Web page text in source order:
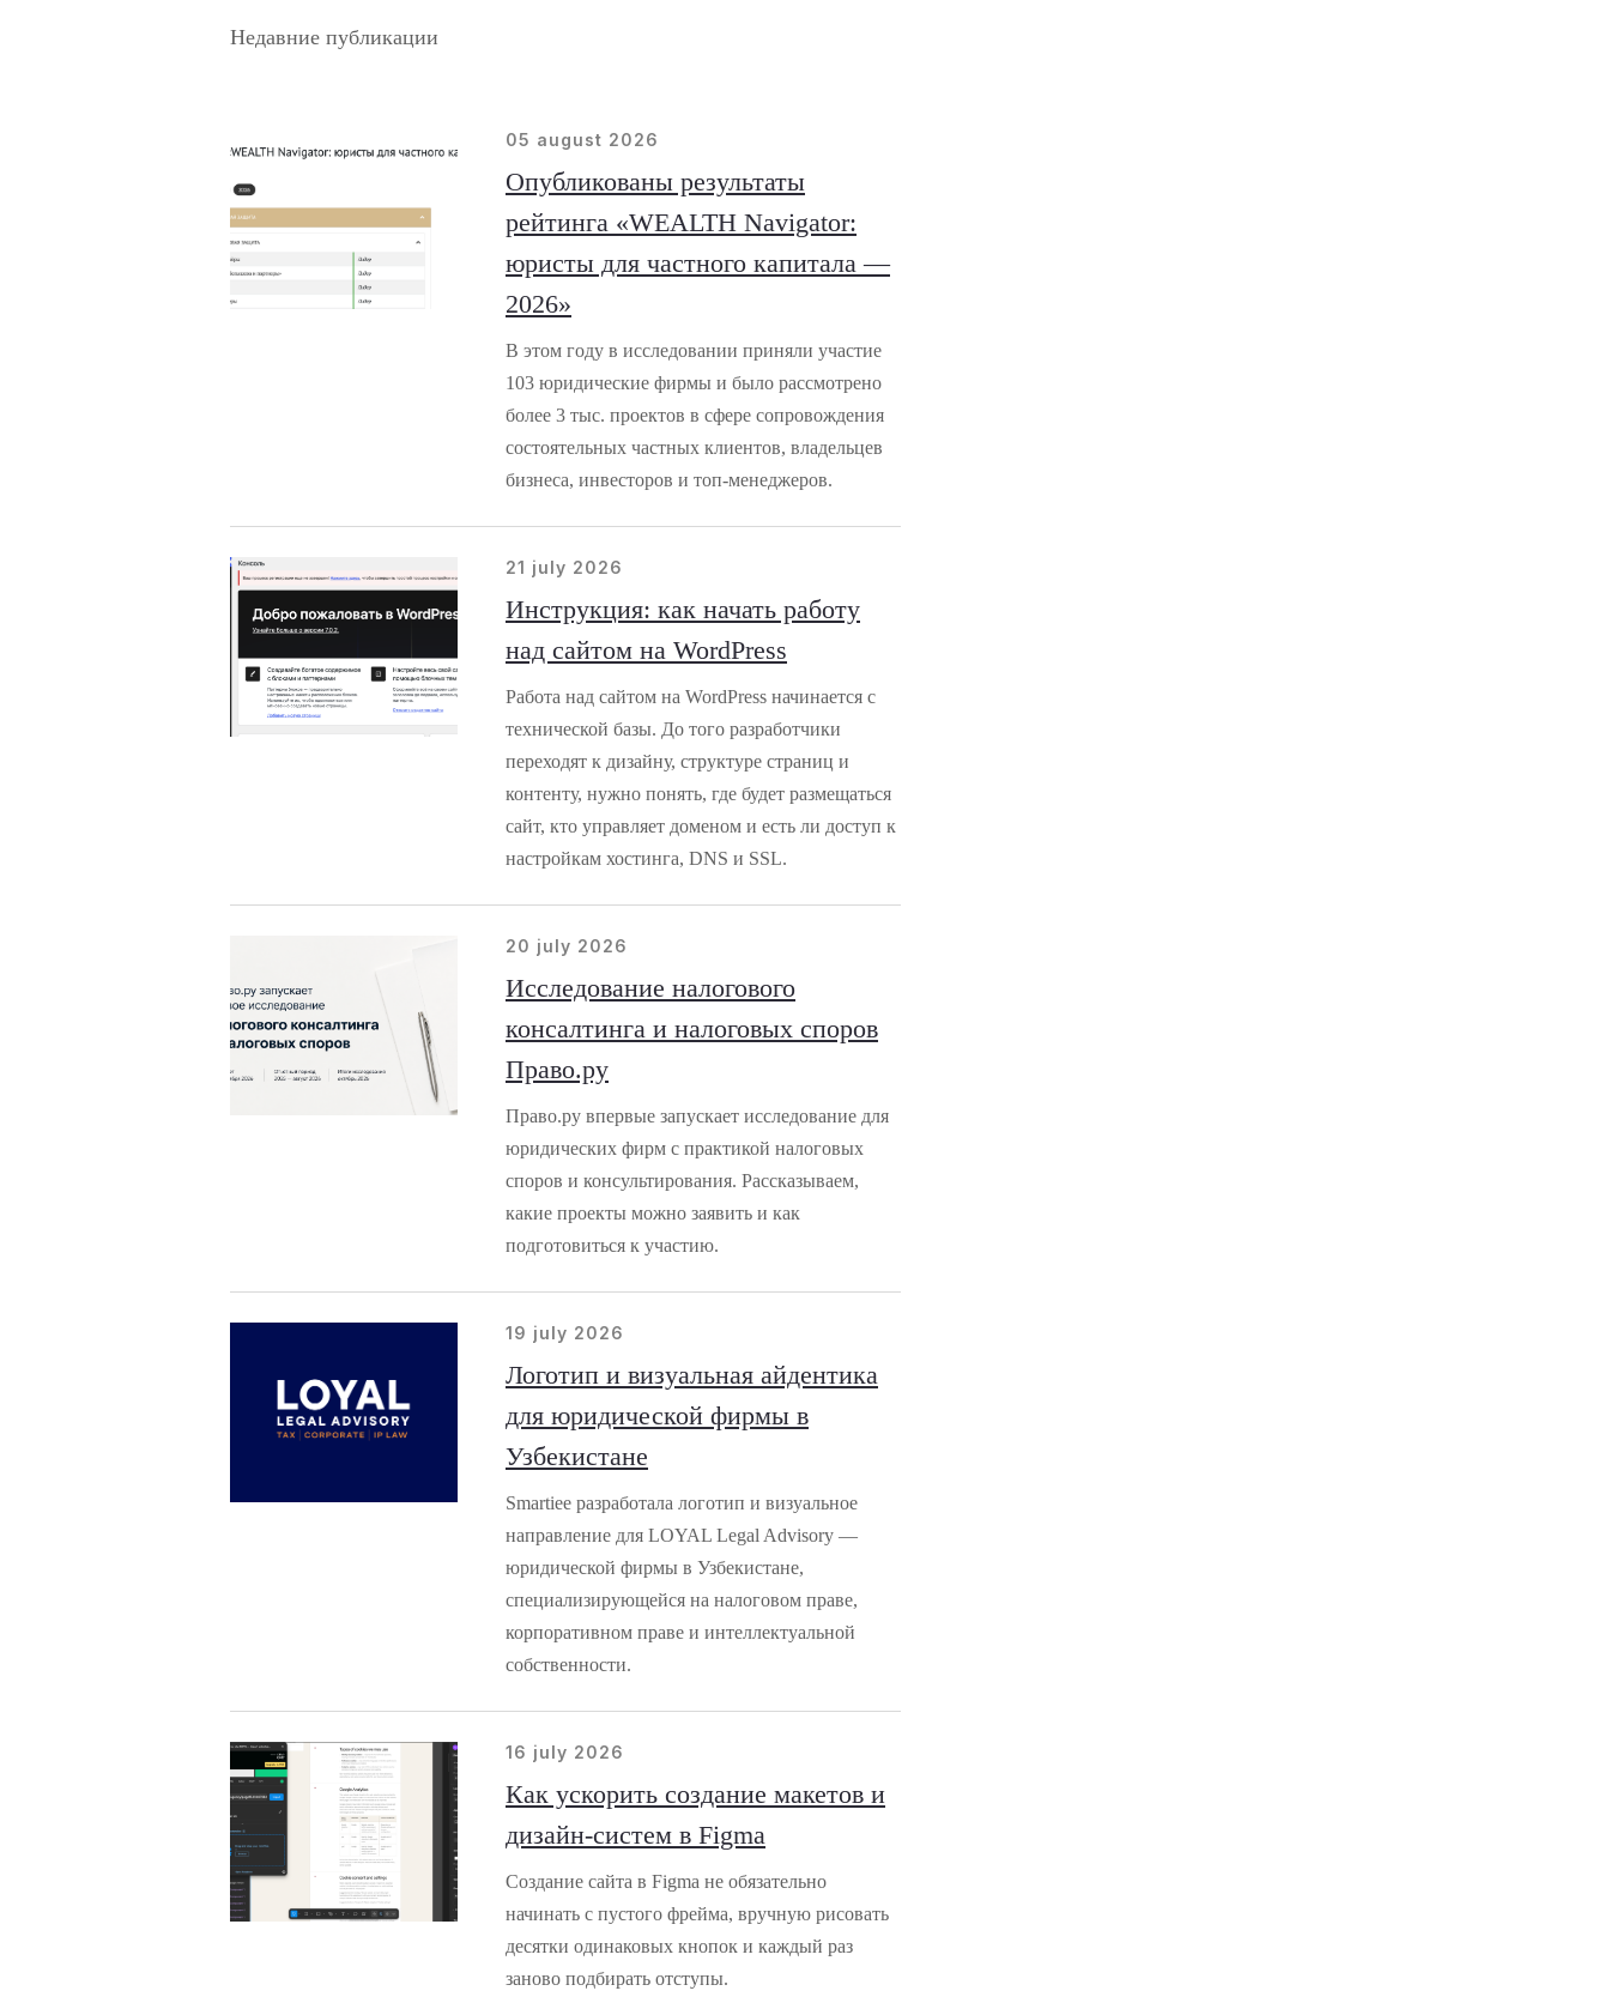
Недавние публикации
05 august 2026
Опубликованы результаты
рейтинга «WEALTH Navigator:
юристы для частного капитала —
2026»
В этом году в исследовании приняли участие
103 юридические фирмы и было рассмотрено
более 3 тыс. проектов в сфере сопровождения
состоятельных частных клиентов, владельцев
бизнеса, инвесторов и топ-менеджеров.
21 july 2026
Инструкция: как начать работу
над сайтом на WordPress
Работа над сайтом на WordPress начинается с
технической базы. До того разработчики
переходят к дизайну, структуре страниц и
контенту, нужно понять, где будет размещаться
сайт, кто управляет доменом и есть ли доступ к
настройкам хостинга, DNS и SSL.
20 july 2026
Исследование налогового
консалтинга и налоговых споров
Право.ру
Право.ру впервые запускает исследование для
юридических фирм с практикой налоговых
споров и консультирования. Рассказываем,
какие проекты можно заявить и как
подготовиться к участию.
19 july 2026
Логотип и визуальная айдентика
для юридической фирмы в
Узбекистане
Smartiee разработала логотип и визуальное
направление для LOYAL Legal Advisory —
юридической фирмы в Узбекистане,
специализирующейся на налоговом праве,
корпоративном праве и интеллектуальной
собственности.
16 july 2026
Как ускорить создание макетов и
дизайн-систем в Figma
Создание сайта в Figma не обязательно
начинать с пустого фрейма, вручную рисовать
десятки одинаковых кнопок и каждый раз
заново подбирать отступы.